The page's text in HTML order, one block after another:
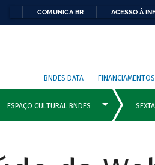
COMUNICA BR ACESSO À
BNDES DATA FINANCIAMENTOS